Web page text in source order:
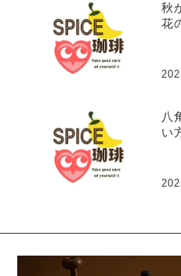
秋
花
八
い